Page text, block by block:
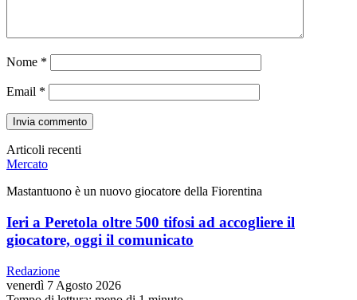
Nome *
Email *
Articoli recenti
Mercato
Mastantuono è un nuovo giocatore della Fiorentina
Ieri a Peretola oltre 500 tifosi ad accogliere il
giocatore, oggi il comunicato
Redazione
venerdì 7 Agosto 2026